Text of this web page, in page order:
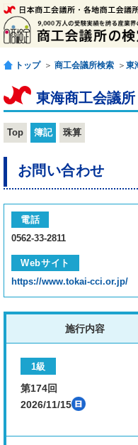
トップ ＞ 商工会議所検索 ＞ 東
東海商工会議所
Top 簿記 珠算
お問い合わせ
電話
0562-33-2811
Webサイト
https://www.tokai-cci.or.jp/
施行内容
1級
第174回
2026/11/15